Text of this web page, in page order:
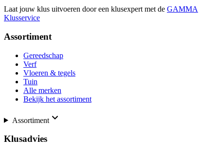
Laat jouw klus uitvoeren door een klusexpert met de GAMMA
Klusservice
Assortiment
Gereedschap
Verf
Vloeren & tegels
Tuin
Alle merken
Bekijk het assortiment
Assortiment
Klusadvies